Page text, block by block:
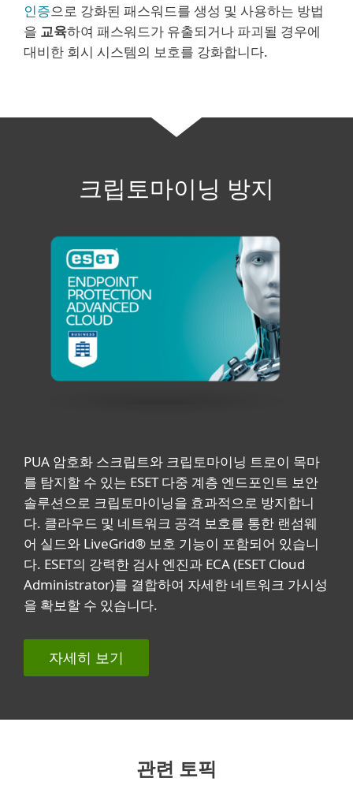
인증으로 강화된 패스워드를 생성 및 사용하는 방법
을 교육하여 패스워드가 유출되거나 파괴될 경우에
대비한 회시 시스템의 보호를 강화합니다.
크립토마이닝 방지
PUA 암호화 스크립트와 크립토마이닝 트로이 목마
를 탐지할 수 있는 ESET 다중 계층 엔드포인트 보안
솔루션으로 크립토마이닝을 효과적으로 방지합니
다. 클라우드 및 네트워크 공격 보호를 통한 랜섬웨
어 실드와 LiveGrid® 보호 기능이 포함되어 있습니
다. ESET의 강력한 검사 엔진과 ECA (ESET Cloud
Administrator)를 결합하여 자세한 네트워크 가시성
을 확보할 수 있습니다.
자세히 보기
관련 토픽